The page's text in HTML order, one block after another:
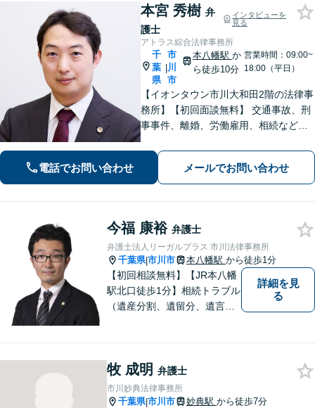
本宮 秀樹 弁
護士
インタビューを
見る
アトラス綜合法律事務所
千
葉
県
|
市
川
市
本八幡駅 か
ら徒歩10分
営業時間：09:00~
18:00（平日）
【イオンタウン市川大和田2階の法律事
務所】【初回面談無料】 交通事故、刑
事事件、離婚、労働雇用、相続などの
経験15年以上】依頼者様に寄り添い、
解決へと導きます【電話相談可】【本
八幡駅9分】
電話でお問い合わせ メールでお問い合わせ
今福 康裕 弁護士
弁護士法人リーガルプラス 市川法律事務所
千葉県|市川市 本八幡駅 から徒歩1分
【初回相談無料】【JR本八幡
駅北口徒歩1分】相続トラブル
（遺産分割、遺留分、遺言争
す。
詳細を見
る
牧 成明 弁護士
市川妙典法律事務所
千葉県|市川市 妙典駅 から徒歩7分